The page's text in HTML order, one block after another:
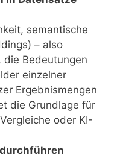
semantische
– also
die Bedeutungen
einzelner
Ergebnismengen
die Grundlage für
oder KI-